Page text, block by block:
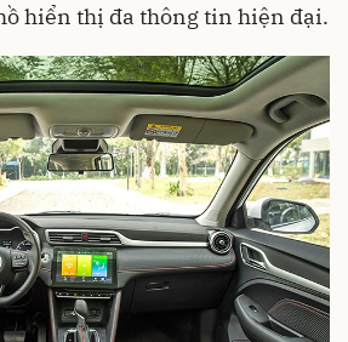
hiển thị đa thông tin hiện đại.